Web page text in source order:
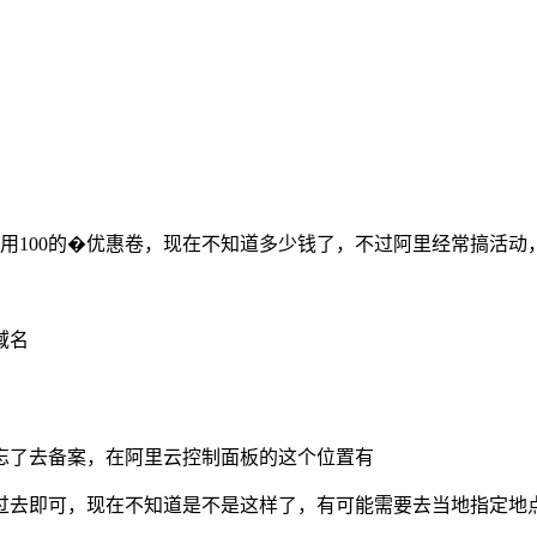
100的�优惠卷，现在不知道多少钱了，不过阿里经常搞活动
名
去备案，在阿里云控制面板的这个位置有
即可，现在不知道是不是这样了，有可能需要去当地指定地